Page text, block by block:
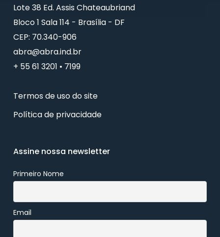
Lote 38 Ed. Assis Chateaubriand
Bloco 1 Sala 114 - Brasília - DF
CEP: 70.340-906
abra@abra.ind.br
+ 55 61 3201 • 7199
Termos de uso do site
Política de privacidade
Assine nossa newsletter
Primeiro Nome
Email